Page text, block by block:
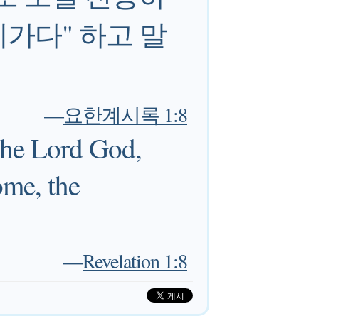
다" 하고 말
—요한계시록 1:8
Lord God,
the
—Revelation 1:8